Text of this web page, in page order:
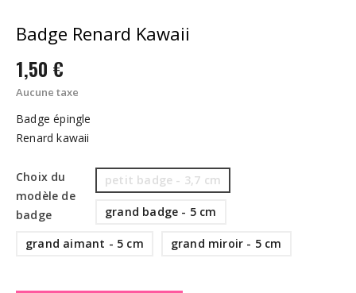
Badge Renard Kawaii
1,50 €
Aucune taxe
Badge épingle
Renard kawaii
Choix du
modèle de
badge
petit badge - 3,7 cm
grand badge - 5 cm
grand aimant - 5 cm grand miroir - 5 cm